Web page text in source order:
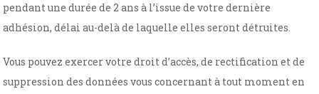
pendant une durée de 2 ans à l’issue de votre dernière
adhésion, délai au-delà de laquelle elles seront détruites.
Vous pouvez exercer votre droit d’accès, de rectification et de
suppression des données vous concernant à tout moment en